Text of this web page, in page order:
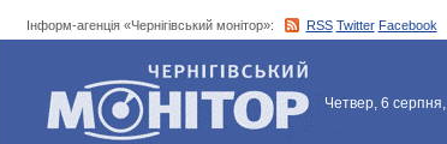
Інформ-агенція «Чернігівський монітор»: RSS Twitter Facebook
Інформ-агенція
«Чернігівський монітор»
Четвер, 6 серпня,